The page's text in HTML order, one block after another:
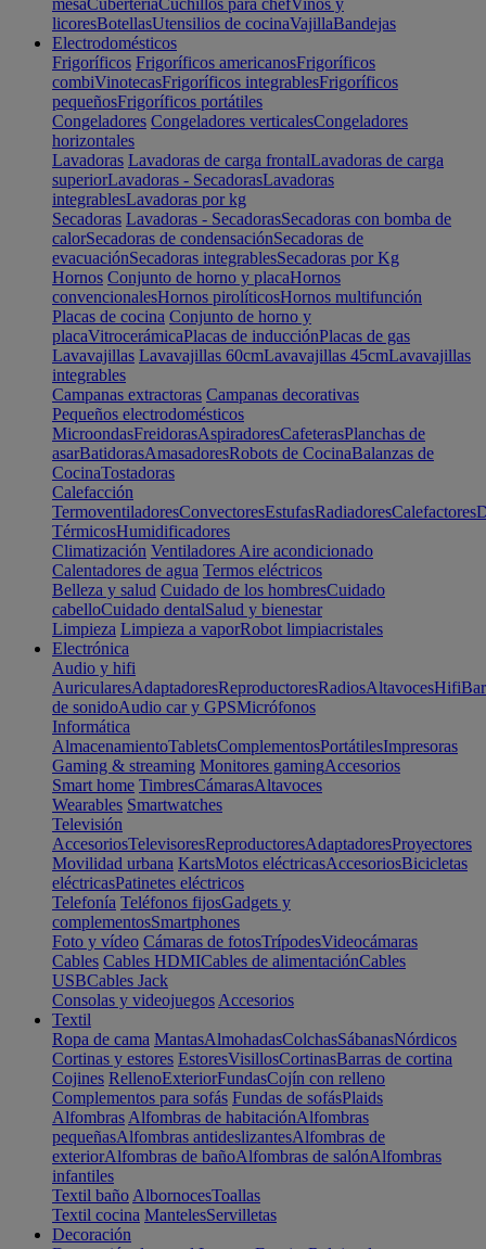
mesaCuberteríaCuchillos para chefVinos y
licoresBotellasUtensilios de cocinaVajillaBandejas
Electrodomésticos
Frigoríficos Frigoríficos americanosFrigoríficos
combiVinotecasFrigoríficos integrablesFrigoríficos
pequeñosFrigoríficos portátiles
Congeladores Congeladores verticalesCongeladores
horizontales
Lavadoras Lavadoras de carga frontalLavadoras de carga
superiorLavadoras - SecadorasLavadoras
integrablesLavadoras por kg
Secadoras Lavadoras - SecadorasSecadoras con bomba de
calorSecadoras de condensaciónSecadoras de
evacuaciónSecadoras integrablesSecadoras por Kg
Hornos Conjunto de horno y placaHornos
convencionalesHornos pirolíticosHornos multifunción
Placas de cocina Conjunto de horno y
placaVitrocerámicaPlacas de inducciónPlacas de gas
Lavavajillas Lavavajillas 60cmLavavajillas 45cmLavavajillas
integrables
Campanas extractoras Campanas decorativas
Pequeños electrodomésticos
MicroondasFreidorasAspiradoresCafeterasPlanchas de
asarBatidorasAmasadoresRobots de CocinaBalanzas de
CocinaTostadoras
Calefacción
TermoventiladoresConvectoresEstufasRadiadoresCalefactores
TérmicosHumidificadores
Climatización Ventiladores Aire acondicionado
Calentadores de agua Termos eléctricos
Belleza y salud Cuidado de los hombresCuidado
cabelloCuidado dentalSalud y bienestar
Limpieza Limpieza a vaporRobot limpiacristales
Electrónica
Audio y hifi
AuricularesAdaptadoresReproductoresRadiosAltavocesHifi
de sonidoAudio car y GPSMicrófonos
Informática
AlmacenamientoTabletsComplementosPortátilesImpresoras
Gaming & streaming Monitores gamingAccesorios
Smart home TimbresCámarasAltavoces
Wearables Smartwatches
Televisión
AccesoriosTelevisoresReproductoresAdaptadoresProyectores
Movilidad urbana KartsMotos eléctricasAccesoriosBicicletas
eléctricasPatinetes eléctricos
Telefonía Teléfonos fijosGadgets y
complementosSmartphones
Foto y vídeo Cámaras de fotosTrípodesVideocámaras
Cables Cables HDMICables de alimentaciónCables
USBCables Jack
Consolas y videojuegos Accesorios
Textil
Ropa de cama MantasAlmohadasColchasSábanasNórdicos
Cortinas y estores EstoresVisillosCortinasBarras de cortina
Cojines RellenoExteriorFundasCojín con relleno
Complementos para sofás Fundas de sofásPlaids
Alfombras Alfombras de habitaciónAlfombras
pequeñasAlfombras antideslizantesAlfombras de
exteriorAlfombras de bañoAlfombras de salónAlfombras
infantiles
Textil baño AlbornocesToallas
Textil cocina MantelesServilletas
Decoración